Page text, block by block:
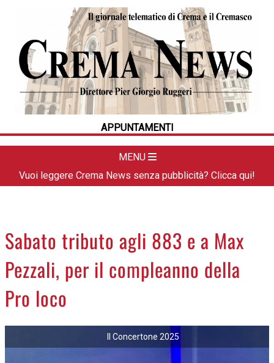
APPUNTAMENTI
MENU
HOME
CRONACA
POLITICA
LA FOTO
DAL TERRITORIO
APPUNTAMENTI
LA PIAZZA
ANIMALI
ACCEDI
Vuoi leggere Crema News senza pubblicità? Clicca qui!
Sabato tributo agli 883 e a Max
Pezzali, per il compleanno della
Pro loco
Il Concertone 2025